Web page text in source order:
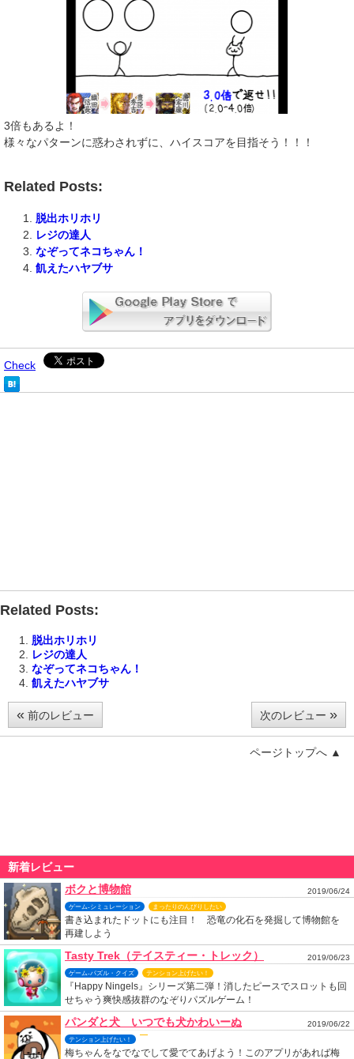
3倍もあるよ！
様々なパターンに惑わされずに、ハイスコアを目指そう！！！
Related Posts:
脱出ホリホリ
レジの達人
なぞってネコちゃん！
飢えたハヤブサ
Check
Related Posts:
脱出ホリホリ
レジの達人
なぞってネコちゃん！
飢えたハヤブサ
« 前のレビュー 次のレビュー »
ページトップへ ▲
新着レビュー
ボクと博物館
2019/06/24
ゲーム-シミュレーション まったりのんびりしたい
書き込まれたドットにも注目！ 恐竜の化石を発掘して博物館を
再建しよう
Tasty Trek（テイスティー・トレック） 2019/06/23
ゲーム-パズル・クイズ テンション上げたい！
『Happy Ningels』シリーズ第二弾！消したピースでスロットも回
せちゃう爽快感抜群のなぞりパズルゲーム！
パンダと犬 いつでも犬かわいーぬ 2019/06/22
テンション上げたい！
梅ちゃんをなでなでして愛でてあげよう！このアプリがあれば梅